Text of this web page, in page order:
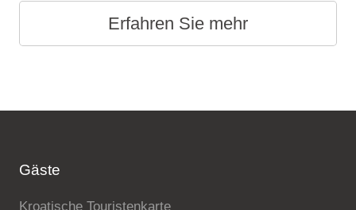
Erfahren Sie mehr
Gäste
Kroatische Touristenkarte